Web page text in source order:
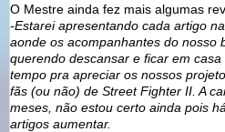
O Mestre ainda fez mais algumas
-Estarei apresentando cada artigo
aonde os acompanhantes do nosso
querendo descansar e ficar em
tempo pra apreciar os nossos
fãs (ou não) de Street Fighter II. A
meses, não estou certo ainda pois
artigos aumentar.